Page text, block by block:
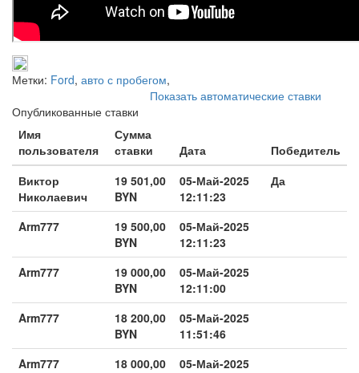
Метки: Ford, авто с пробегом,
Показать автоматические ставки
Опубликованные ставки
Имя
пользователя
Сумма
ставки
Дата
Победитель
Виктор
Николаевич
19 501,00
BYN
05-Май-2025
12:11:23
Да
Arm777
19 500,00
BYN
05-Май-2025
12:11:23
Arm777
19 000,00
BYN
05-Май-2025
12:11:00
Arm777
18 200,00
BYN
05-Май-2025
11:51:46
Arm777
18 000,00
05-Май-2025